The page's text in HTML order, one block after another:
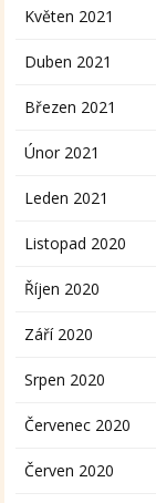
Květen 2021
Duben 2021
Březen 2021
Únor 2021
Leden 2021
Listopad 2020
Říjen 2020
Září 2020
Srpen 2020
Červenec 2020
Červen 2020